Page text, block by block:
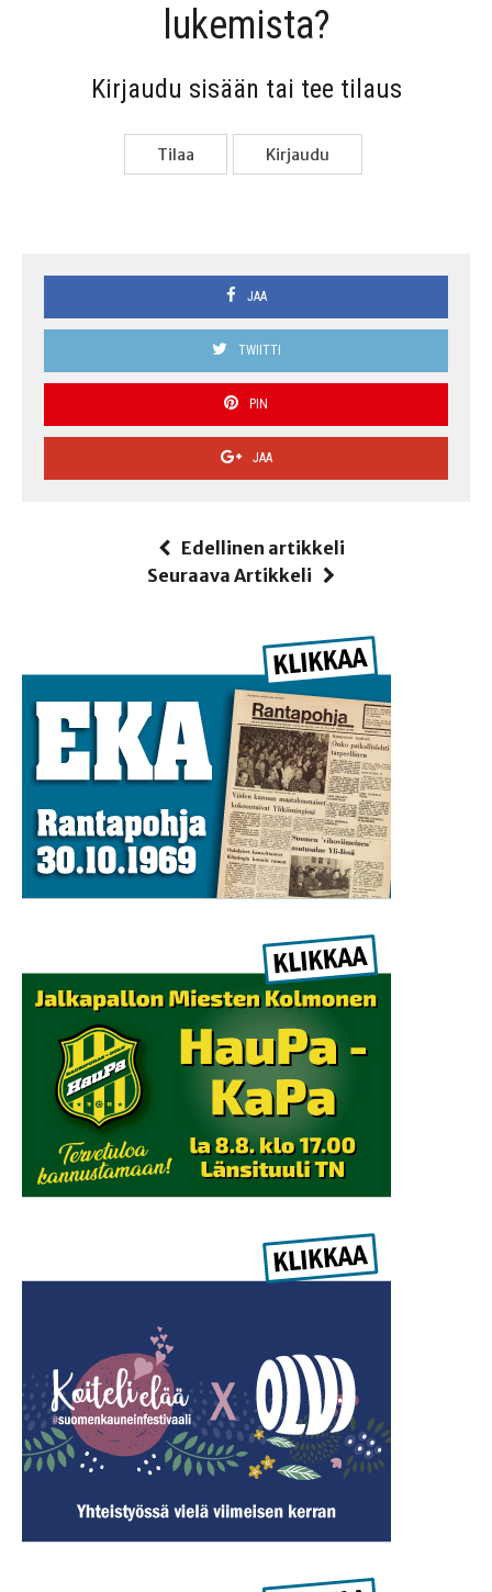
lukemista?
Kir­jau­du sisään tai tee tilaus
Tilaa Kir­jau­du
JAA
TWIITTI
PIN
JAA
Edellinen artikkeli
Seuraava Artikkeli